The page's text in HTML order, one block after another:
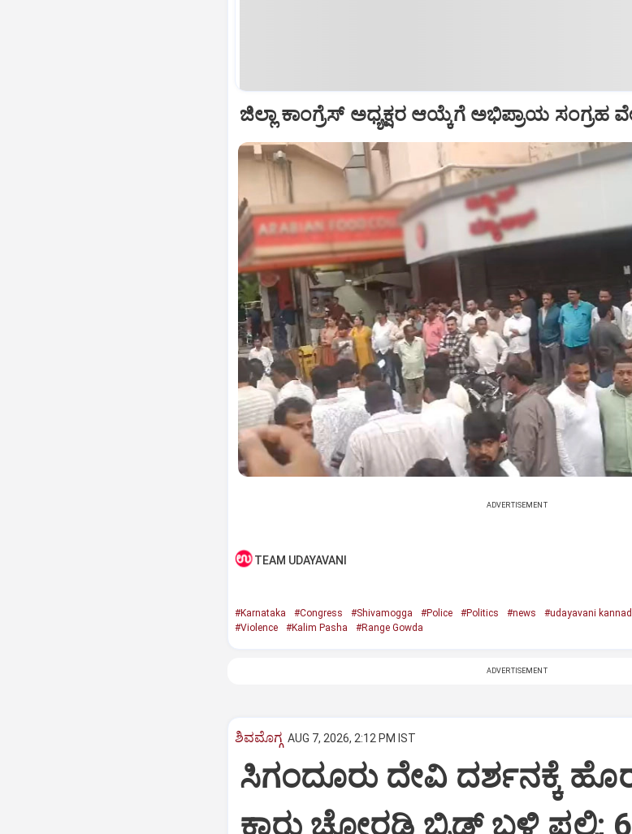
ಜಿಲ್ಲಾ ಕಾಂಗ್ರೆಸ್ ಅಧ್ಯಕ್ಷರ ಆಯ್ಕೆಗೆ ಅಭಿಪ್ರಾಯ ಸಂಗ್ರಹ
ADVERTISEMENT
TEAM UDAYAVANI
#Karnataka #Congress #Shivamogga #Police #Politics #news #udayavani
#Violence
#Kalim Pasha #Range Gowda
ADVERTISEMENT
ಶಿವಮೊಗ್ಗ AUG 7, 2026, 2:12 PM IST
ಸಿಗಂದೂರು ದೇವಿ ದರ್ಶನಕ್ಕೆ
ಕಾರು ಚೋರಡಿ ಬ್ರಿಡ್ಜ್ ಬಳಿ